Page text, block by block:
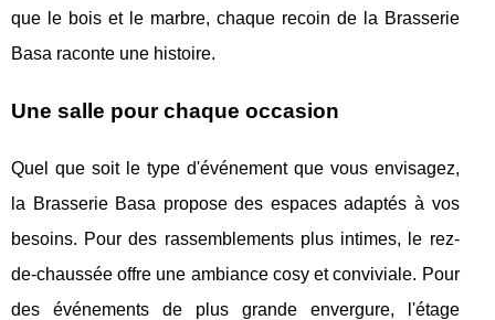
que le bois et le marbre, chaque recoin de la Brasserie
Basa raconte une histoire.
Une salle pour chaque occasion
Quel que soit le type d'événement que vous envisagez,
la Brasserie Basa propose des espaces adaptés à vos
besoins. Pour des rassemblements plus intimes, le rez-
de-chaussée offre une ambiance cosy et conviviale. Pour
des événements de plus grande envergure, l'étage